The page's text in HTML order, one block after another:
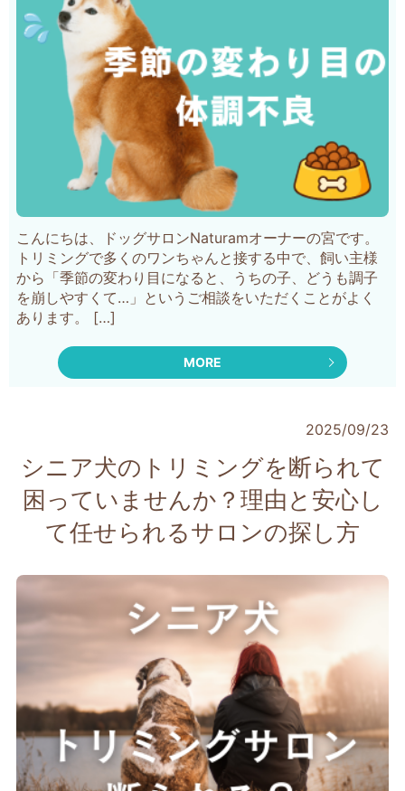
こんにちは、ドッグサロンNaturamオーナーの宮です。
トリミングで多くのワンちゃんと接する中で、飼い主様
から「季節の変わり目になると、うちの子、どうも調子
を崩しやすくて…」というご相談をいただくことがよく
あります。 […]
MORE
2025/09/23
シニア犬のトリミングを断られて
困っていませんか？理由と安心し
て任せられるサロンの探し方